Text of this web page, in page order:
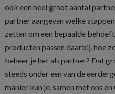
ook een heel groot aantal
partner aangeven welke
zetten om een bepaalde
producten passen daarbij, hoe
beheer je het als partner? Dat
steeds onder een van de
manier kun je, samen met ons